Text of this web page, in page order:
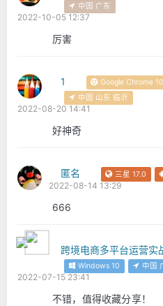
中国 广东
2022-10-05 12:37
厉害
1 Google Chrome 105.0.5195.26
中国 山东 临沂
2022-08-20 14:41
好神奇
匿名 三星 17.0
2022-08-14 13:29
666
跨境电商多平台运营实
Windows 10
中国
2022-07-15 23:41
不错，值得收藏分享！